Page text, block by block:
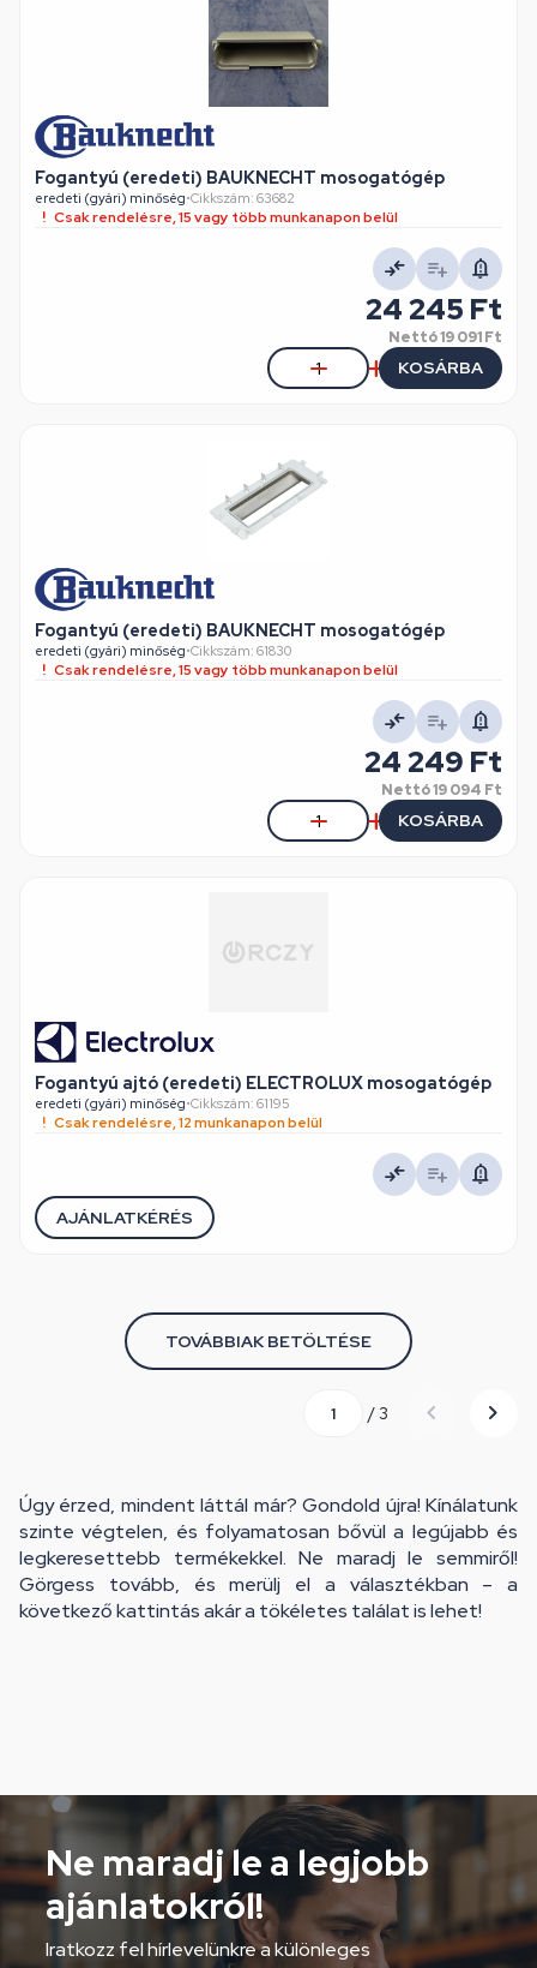
Fogantyú (eredeti) BAUKNECHT mosogatógép
eredeti (gyári) minőség•Cikkszám: 63682
Csak rendelésre, 15 vagy több munkanapon belül
24 245 Ft
Nettó19 091 Ft
KOSÁRBA
Fogantyú (eredeti) BAUKNECHT mosogatógép
eredeti (gyári) minőség•Cikkszám: 61830
Csak rendelésre, 15 vagy több munkanapon belül
24 249 Ft
Nettó19 094 Ft
KOSÁRBA
Fogantyú ajtó (eredeti) ELECTROLUX mosogatógép
eredeti (gyári) minőség•Cikkszám: 61195
Csak rendelésre, 12 munkanapon belül
AJÁNLATKÉRÉS
TOVÁBBIAK BETÖLTÉSE
/ 3
Úgy érzed, mindent láttál már? Gondold újra! Kínálatunk
szinte végtelen, és folyamatosan bővül a legújabb és
legkeresettebb termékekkel. Ne maradj le semmiről!
Görgess tovább, és merülj el a választékban – a
következő kattintás akár a tökéletes találat is lehet!
Ne maradj le a legjobb
ajánlatokról!
Iratkozz fel hírlevelünkre a különleges